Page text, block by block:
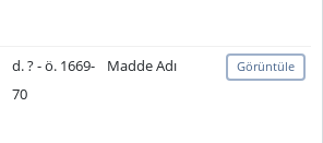
d. ? - ö. 1669-
70
Madde Adı Görüntüle